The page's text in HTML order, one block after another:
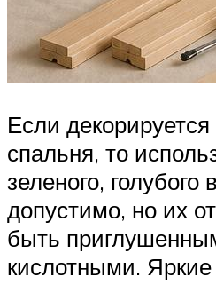
Если декорируется
спальня, то
зеленого, голубого
допустимо, но их
быть
кислотными. Яркие